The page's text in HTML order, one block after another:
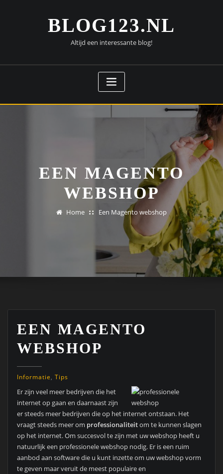
BLOG123.NL
Altijd een interessante blog!
EEN MAGENTO
WEBSHOP
Home Een Magento webshop
EEN MAGENTO
WEBSHOP
Informatie, Tips
Er zijn veel meer bedrijven die het
internet op gaan en daarnaast zijn
er steeds meer bedrijven die op het internet ontstaan. Het
vraagt steeds meer om professionaliteitom te kunnen slagen
op het internet. Om succesvol te zijn met uw webshop heeft u
natuurlijk een professionele webshop nodig. Er is een ruim
aanbod aan software die u kunt inzette om uw webshop vorm
te geven maar veruit de meest populaire en